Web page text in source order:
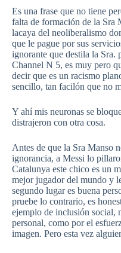
Es una frase que no tiene
falta de formación de la Sra
lacaya del neoliberalismo
que le pague por sus
ignorante que destila la Sra.
Channel N 5, es muy pero
decir que es un racismo
sencillo, tan facilón que no
Y ahí mis neuronas se
distrajeron con otra cosa.
Antes de que la Sra Manso
ignorancia, a Messi lo
Catalunya este chico es un
mejor jugador del mundo y
segundo lugar es buena
pruebe lo contrario, es
ejemplo de inclusión social,
personal, como por el
imagen. Pero esta vez